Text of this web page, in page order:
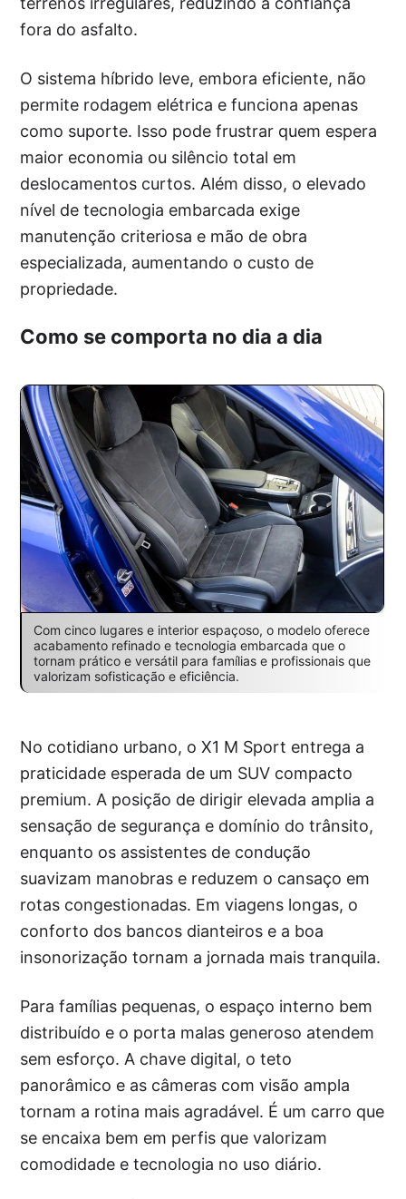
fora do asfalto.
O sistema híbrido leve, embora eficiente, não
permite rodagem elétrica e funciona apenas
como suporte. Isso pode frustrar quem espera
maior economia ou silêncio total em
deslocamentos curtos. Além disso, o elevado
nível de tecnologia embarcada exige
manutenção criteriosa e mão de obra
especializada, aumentando o custo de
propriedade.
Como se comporta no dia a dia
Com cinco lugares e interior espaçoso, o modelo oferece
acabamento refinado e tecnologia embarcada que o
tornam prático e versátil para famílias e profissionais que
valorizam sofisticação e eficiência.
No cotidiano urbano, o X1 M Sport entrega a
praticidade esperada de um SUV compacto
premium. A posição de dirigir elevada amplia a
sensação de segurança e domínio do trânsito,
enquanto os assistentes de condução
suavizam manobras e reduzem o cansaço em
rotas congestionadas. Em viagens longas, o
conforto dos bancos dianteiros e a boa
insonorização tornam a jornada mais tranquila.
Para famílias pequenas, o espaço interno bem
distribuído e o porta malas generoso atendem
sem esforço. A chave digital, o teto
panorâmico e as câmeras com visão ampla
tornam a rotina mais agradável. É um carro que
se encaixa bem em perfis que valorizam
comodidade e tecnologia no uso diário.